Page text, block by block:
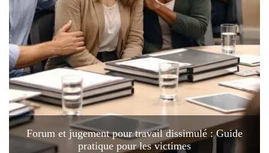
Forum et jugement pour travail dissimulé : Guide
pratique pour les victimes